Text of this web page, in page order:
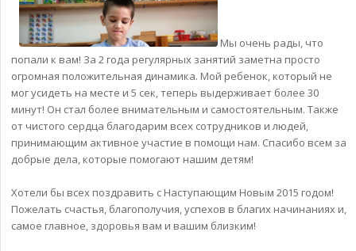
Мы очень рады, что
попали к вам! За 2 года регулярных занятий заметна просто
огромная положительная динамика. Мой ребенок, который не
мог усидеть на месте и 5 сек, теперь выдерживает более 30
минут! Он стал более внимательным и самостоятельным. Также
от чистого сердца благодарим всех сотрудников и людей,
принимающим активное участие в помощи нам. Спасибо всем за
добрые дела, которые помогают нашим детям!
Хотели бы всех поздравить с Наступающим Новым 2015 годом!
Пожелать счастья, благополучия, успехов в благих начинаниях и,
самое главное, здоровья вам и вашим близким!